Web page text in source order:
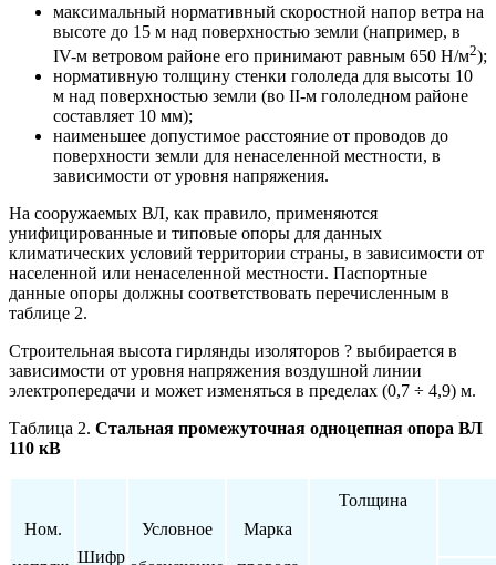
максимальный нормативный скоростной напор ветра на
высоте до 15 м над поверхностью земли (например, в
IV-м ветровом районе его принимают равным 650 Н/м2);
нормативную толщину стенки гололеда для высоты 10
м над поверхностью земли (во II-м гололедном районе
составляет 10 мм);
наименьшее допустимое расстояние от проводов до
поверхности земли для ненаселенной местности, в
зависимости от уровня напряжения.
На сооружаемых ВЛ, как правило, применяются
унифицированные и типовые опоры для данных
климатических условий территории страны, в зависимости от
населенной или ненаселенной местности. Паспортные
данные опоры должны соответствовать перечисленным в
таблице 2.
Строительная высота гирлянды изоляторов ? выбирается в
зависимости от уровня напряжения воздушной линии
электропередачи и может изменяться в пределах (0,7 ÷ 4,9) м.
Таблица 2. Стальная промежуточная одноцепная опора ВЛ
110 кВ
Ном.
Шифр
Условное
Марка
Толщина